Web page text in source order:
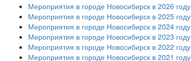
Мероприятия в городе Новосибирск в 2026 году
Мероприятия в городе Новосибирск в 2025 году
Мероприятия в городе Новосибирск в 2024 году
Мероприятия в городе Новосибирск в 2023 году
Мероприятия в городе Новосибирск в 2022 году
Мероприятия в городе Новосибирск в 2021 году